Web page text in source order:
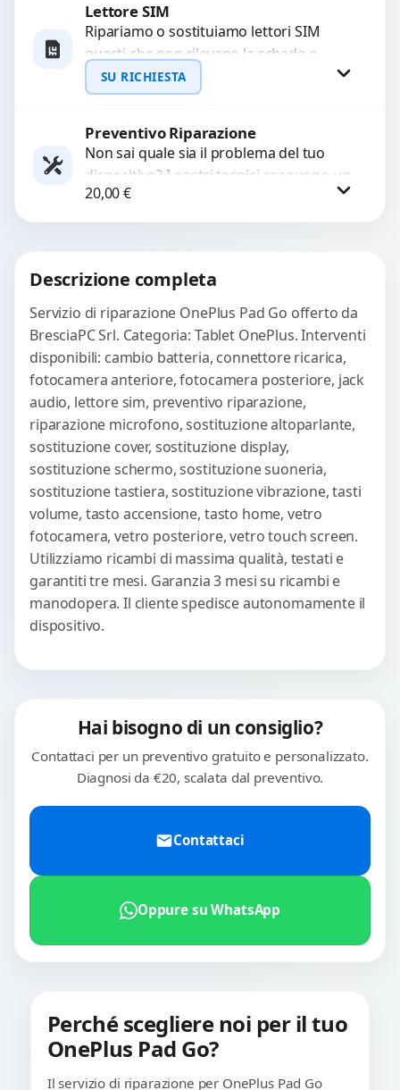
Richiedi Preventivo
WhatsApp
Lettore SIM
Ripariamo o sostituiamo lettori SIM
guasti che non rilevano la scheda o
interrompono il segnale. Utilizziamo
ricambi testati e garantiti...
SU RICHIESTA
Richiedi Preventivo
Preventivo Riparazione
Non sai quale sia il problema del tuo
dispositivo? I nostri tecnici eseguono un
check-up completo con strumenti
avanzati per...
20,00€
Descrizione completa
Servizio di riparazione OnePlus Pad Go offerto da
BresciaPC Srl. Categoria: Tablet OnePlus. Interventi
disponibili: cambio batteria, connettore ricarica,
fotocamera anteriore, fotocamera posteriore, jack
audio, lettore sim, preventivo riparazione,
riparazione microfono, sostituzione altoparlante,
sostituzione cover, sostituzione display,
sostituzione schermo, sostituzione suoneria,
sostituzione tastiera, sostituzione vibrazione, tasti
volume, tasto accensione, tasto home, vetro
fotocamera, vetro posteriore, vetro touch screen.
Utilizziamo ricambi di massima qualità, testati e
garantiti tre mesi. Garanzia 3 mesi su ricambi e
manodopera. Il cliente spedisce autonomamente il
dispositivo.
Hai bisogno di un consiglio?
Contattaci per un preventivo gratuito e personalizzato.
Diagnosi da €20, scalata dal preventivo.
Contattaci
Oppure su WhatsApp
Perché scegliere noi per il tuo
OnePlus Pad Go?
Il servizio di riparazione per OnePlus Pad Go